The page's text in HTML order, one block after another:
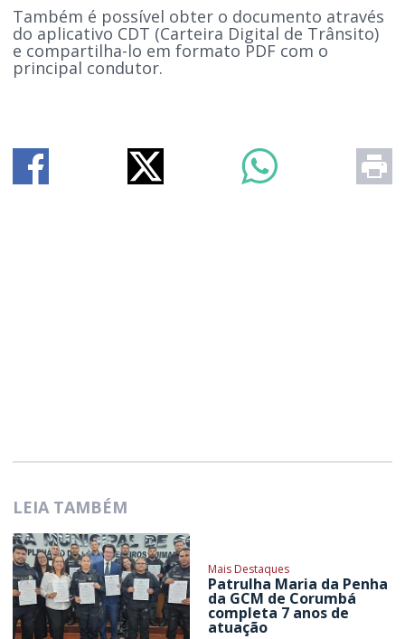
Também é possível obter o documento através
do aplicativo CDT (Carteira Digital de Trânsito)
e compartilha-lo em formato PDF com o
principal condutor.
LEIA TAMBÉM
Mais Destaques
Patrulha Maria da Penha
da GCM de Corumbá
completa 7 anos de
atuação